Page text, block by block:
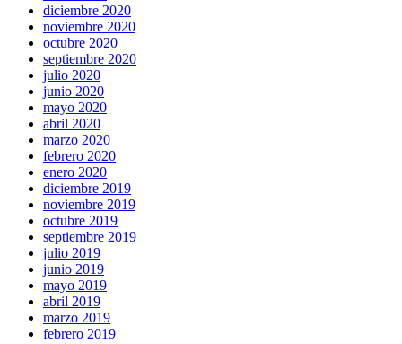
diciembre 2020
noviembre 2020
octubre 2020
septiembre 2020
julio 2020
junio 2020
mayo 2020
abril 2020
marzo 2020
febrero 2020
enero 2020
diciembre 2019
noviembre 2019
octubre 2019
septiembre 2019
julio 2019
junio 2019
mayo 2019
abril 2019
marzo 2019
febrero 2019